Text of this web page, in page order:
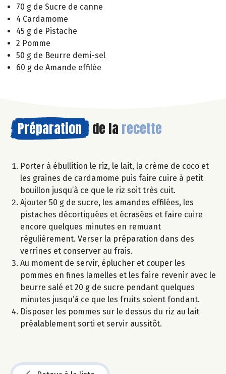
70 g de Sucre de canne
4 Cardamome
45 g de Pistache
2 Pomme
50 g de Beurre demi-sel
60 g de Amande effilée
Préparation de la recette
Porter à ébullition le riz, le lait, la crème de coco et
les graines de cardamome puis faire cuire à petit
bouillon jusqu’à ce que le riz soit très cuit.
Ajouter 50 g de sucre, les amandes effilées, les
pistaches décortiquées et écrasées et faire cuire
encore quelques minutes en remuant
régulièrement. Verser la préparation dans des
verrines et conserver au frais.
Au moment de servir, éplucher et couper les
pommes en fines lamelles et les faire revenir avec le
beurre salé et 20 g de sucre pendant quelques
minutes jusqu’à ce que les fruits soient fondant.
Disposer les pommes sur le dessus du riz au lait
préalablement sorti et servir aussitôt.